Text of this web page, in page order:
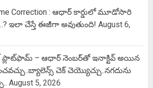
Correction : ఆధార్ కార్డులో మూడోసారి
ఇలా చేస్తే ఈజీగా అవుతుంది! August 6,
ప్లాట్‌ఫామ్‌ – ఆధార్ నెంబర్‌తో ఇనాక్టివ్ అయిన
చెక్ చెయ్యొచ్చు..నగదును
August 5, 2026